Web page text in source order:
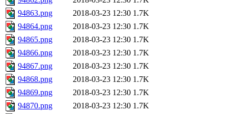
94863.png
2018-03-23 12:30 1.7K
94864.png
2018-03-23 12:30 1.7K
94865.png
2018-03-23 12:30 1.7K
94866.png
2018-03-23 12:30 1.7K
94867.png
2018-03-23 12:30 1.7K
94868.png
2018-03-23 12:30 1.7K
94869.png
2018-03-23 12:30 1.7K
94870.png
2018-03-23 12:30 1.7K